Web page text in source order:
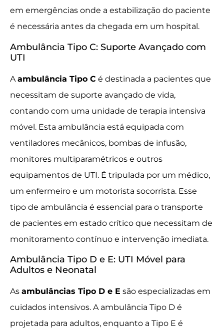
em emergências onde a estabilização do paciente
é necessária antes da chegada em um hospital.
Ambulância Tipo C: Suporte Avançado com
UTI
A ambulância Tipo C é destinada a pacientes que
necessitam de suporte avançado de vida,
contando com uma unidade de terapia intensiva
móvel. Esta ambulância está equipada com
ventiladores mecânicos, bombas de infusão,
monitores multiparamétricos e outros
equipamentos de UTI. É tripulada por um médico,
um enfermeiro e um motorista socorrista. Esse
tipo de ambulância é essencial para o transporte
de pacientes em estado crítico que necessitam de
monitoramento contínuo e intervenção imediata.
Ambulância Tipo D e E: UTI Móvel para
Adultos e Neonatal
As ambulâncias Tipo D e E são especializadas em
cuidados intensivos. A ambulância Tipo D é
projetada para adultos, enquanto a Tipo E é